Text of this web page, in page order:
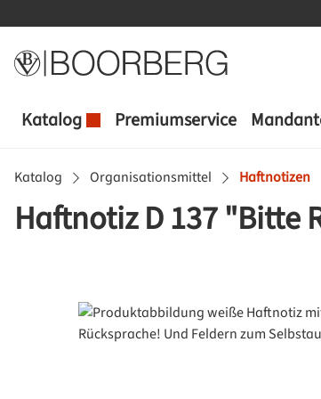
Katalog Premiumservice
Katalog Organisationsmittel Haftnotizen
Haftnotiz D 137 "Bitte
Bildergalerie überspringen